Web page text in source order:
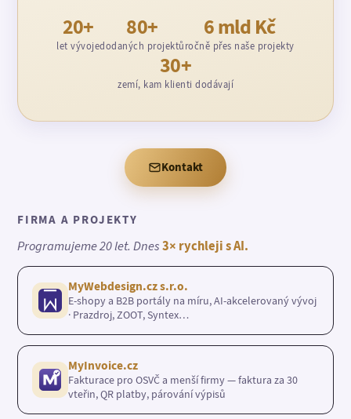
20+
let vývoje
80+
dodaných projektů
6 mld Kč
ročně přes naše projekty
30+
zemí, kam klienti dodávají
Kontakt
FIRMA A PROJEKTY
Programujeme 20 let. Dnes3× rychleji s AI.
MyWebdesign.cz s.r.o.
E-shopy a B2B portály na míru, AI-akcelerovaný vývoj
· Prazdroj, ZOOT, Syntex…
MyInvoice.cz
Fakturace pro OSVČ a menší firmy — faktura za 30
vteřin, QR platby, párování výpisů